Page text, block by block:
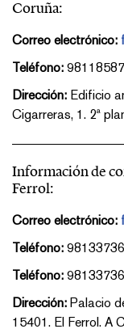
Coruña:
Correo electrónico:
Teléfono:
Dirección: Edificio
Cigarreras, 1. 2ª
Información de
Ferrol:
Correo electrónico:
Teléfono:
Teléfono:
Dirección: Palacio
15401. El Ferrol. A